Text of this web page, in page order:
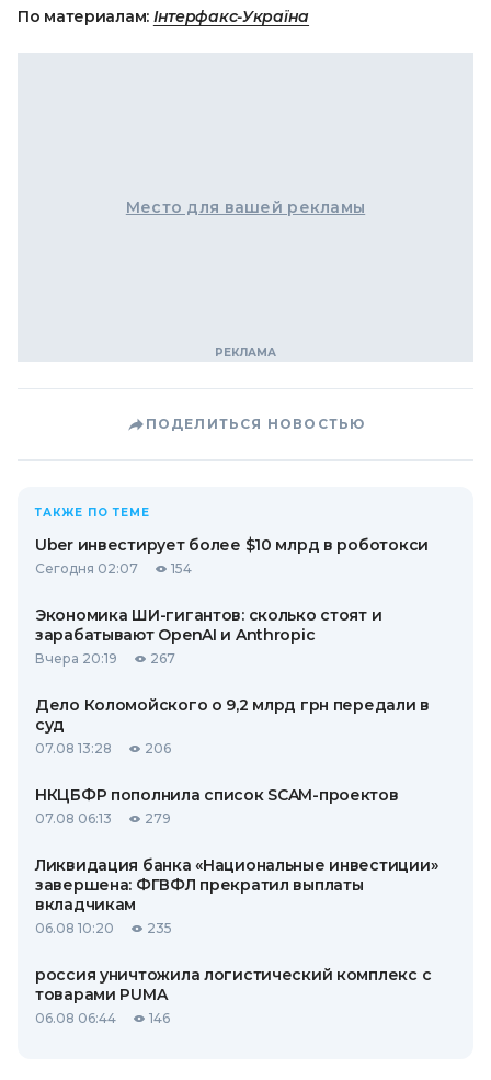
По материалам: Інтерфакс-Україна
Место для вашей рекламы
ПОДЕЛИТЬСЯ НОВОСТЬЮ
ТАКЖЕ ПО ТЕМЕ
Uber инвестирует более $10 млрд в роботокси
Сегодня 02:07 154
Экономика ШИ-гигантов: сколько стоят и
зарабатывают OpenAI и Anthropic
Вчера 20:19 267
Дело Коломойского о 9,2 млрд грн передали в
суд
07.08 13:28 206
НКЦБФР пополнила список SCAM-проектов
07.08 06:13 279
Ликвидация банка «Национальные инвестиции»
завершена: ФГВФЛ прекратил выплаты
вкладчикам
06.08 10:20 235
россия уничтожила логистический комплекс с
товарами PUMA
06.08 06:44 146